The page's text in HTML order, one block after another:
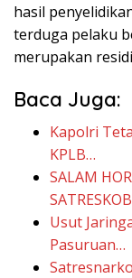
hasil
terduga pelaku
merupakan
Baca Juga:
Kapolri
KPLB…
SALAM
Usut
Pasuruan…